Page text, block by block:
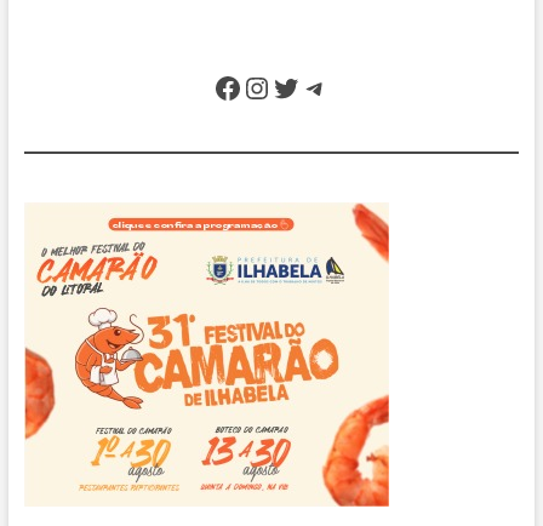
Facebook
Instagram
Twitter
Telegram